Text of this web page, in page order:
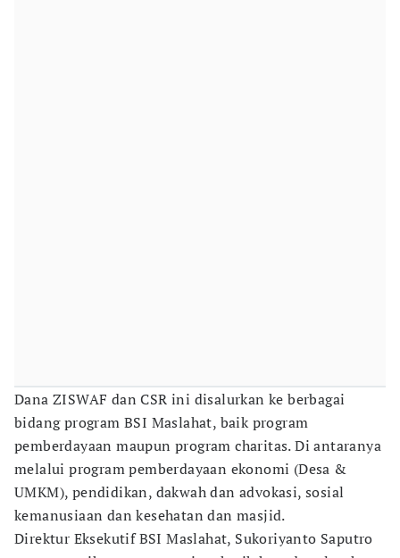
Dana ZISWAF dan CSR ini disalurkan ke berbagai
bidang program BSI Maslahat, baik program
pemberdayaan maupun program charitas. Di antaranya
melalui program pemberdayaan ekonomi (Desa &
UMKM), pendidikan, dakwah dan advokasi, sosial
kemanusiaan dan kesehatan dan masjid.
Direktur Eksekutif BSI Maslahat, Sukoriyanto Saputro